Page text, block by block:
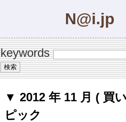
N@i.jp
keywords
▼ 2012 年 11 月 ( 買
ピック